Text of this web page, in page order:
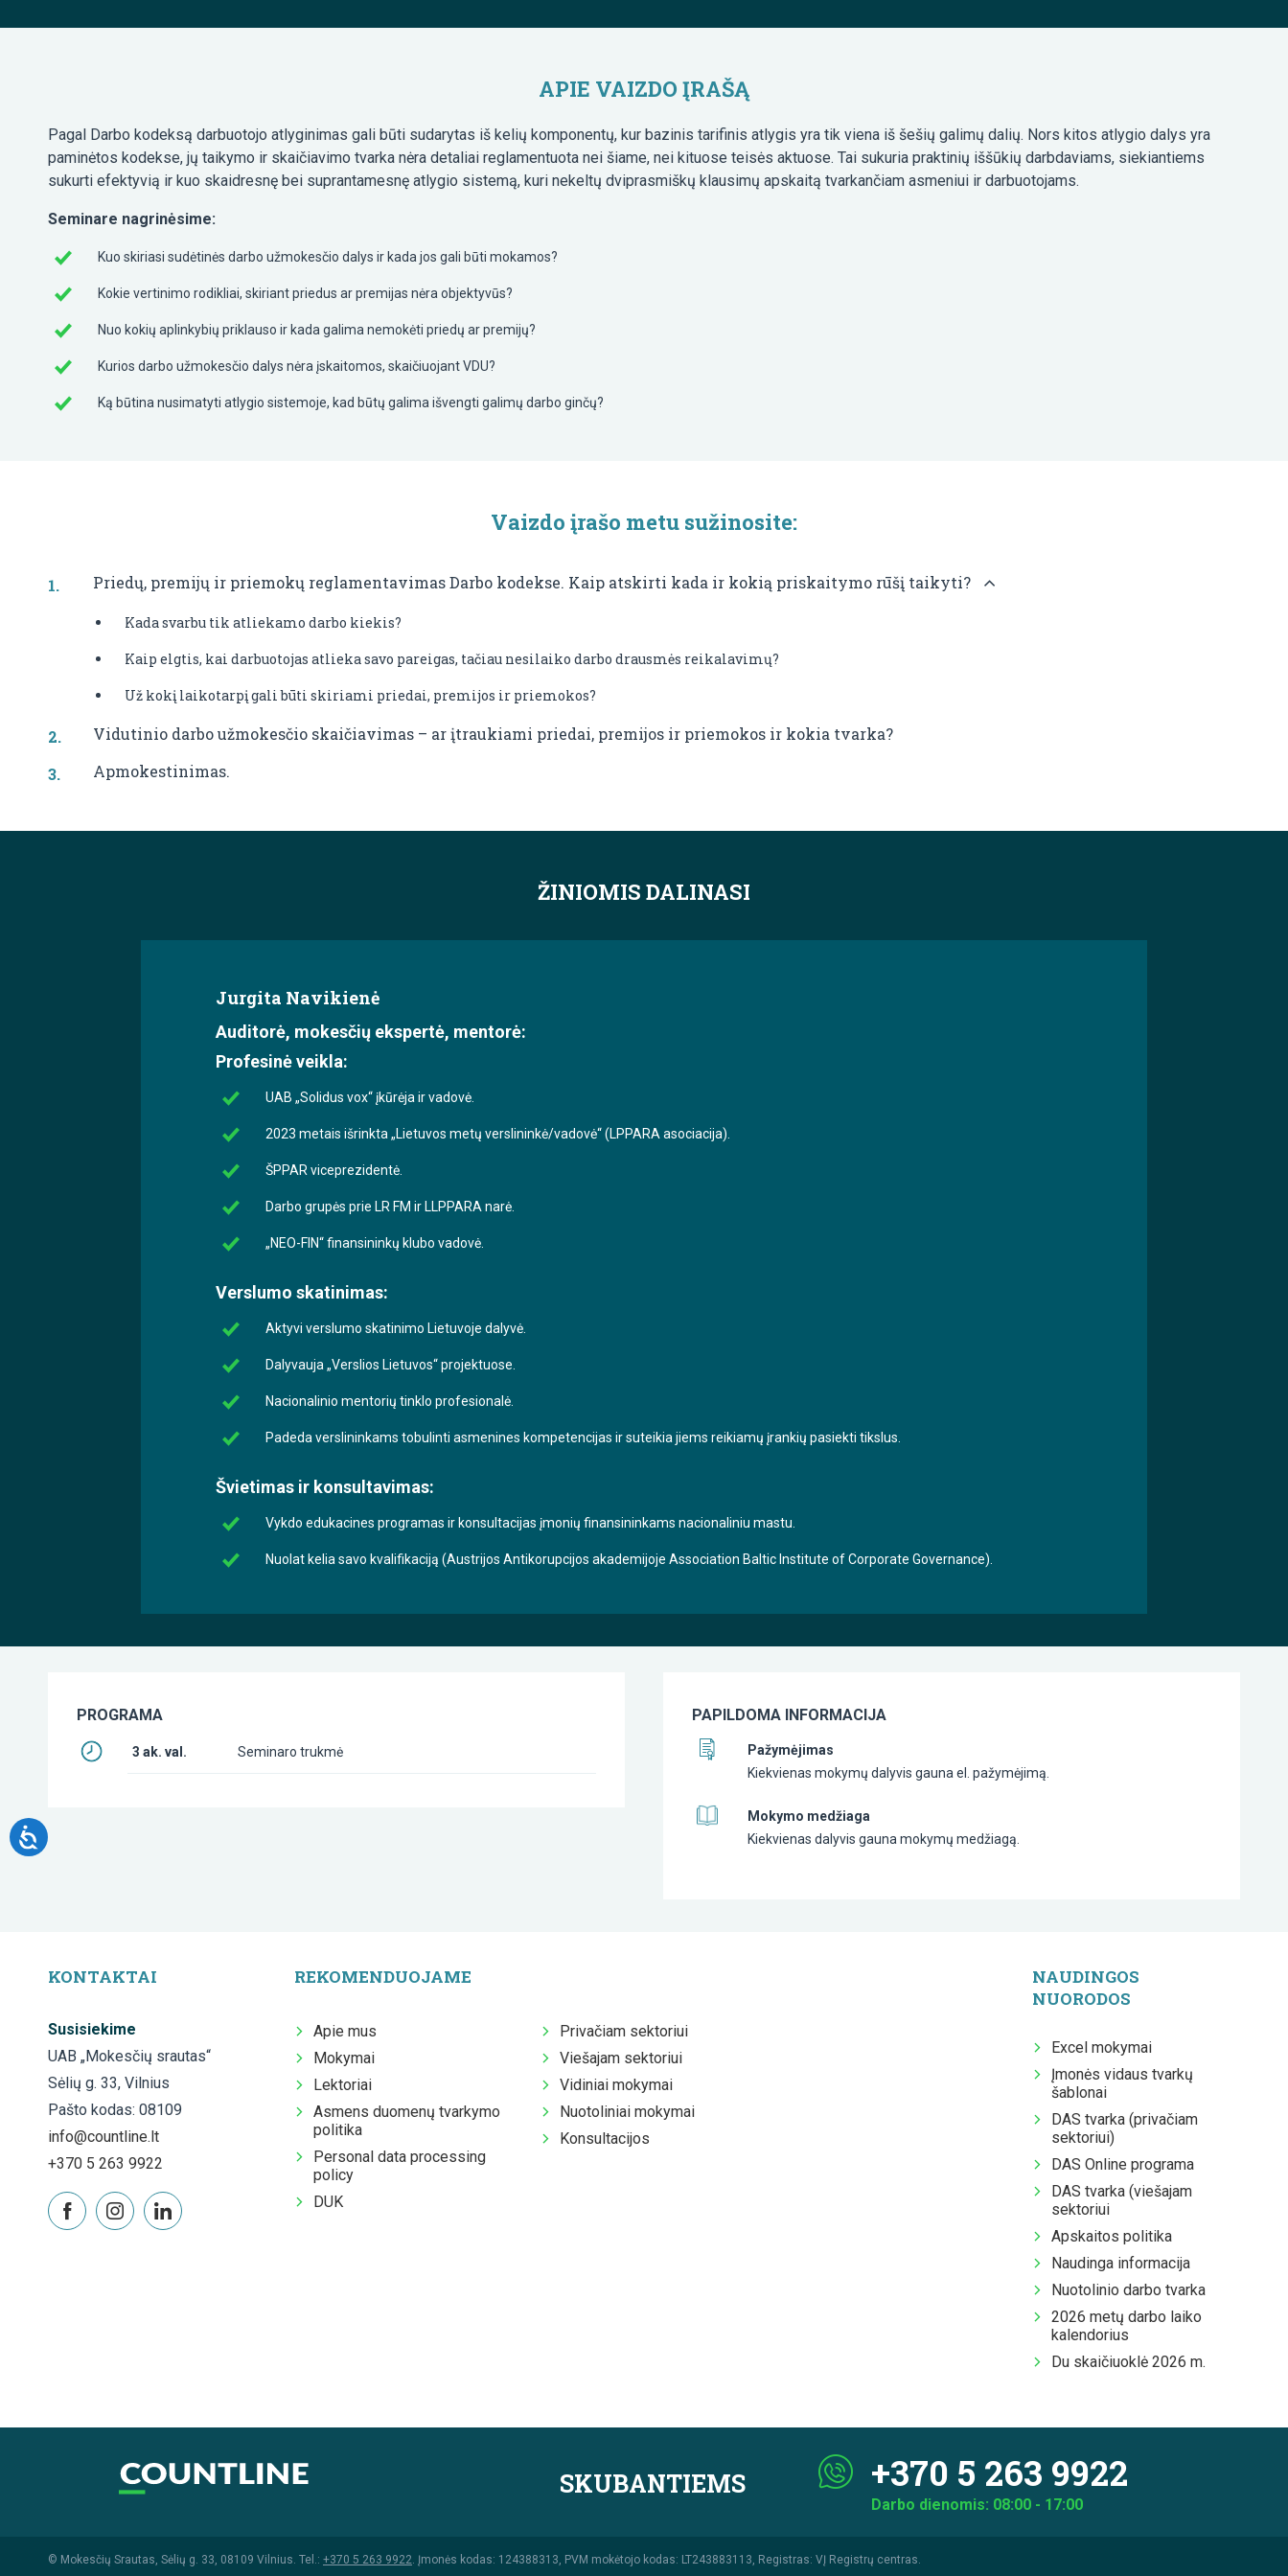
APIE VAIZDO ĮRAŠĄ
Pagal Darbo kodeksą darbuotojo atlyginimas gali būti sudarytas iš kelių komponentų, kur bazinis tarifinis atlygis yra tik viena iš šešių galimų dalių. Nors kitos atlygio dalys yra
paminėtos kodekse, jų taikymo ir skaičiavimo tvarka nėra detaliai reglamentuota nei šiame, nei kituose teisės aktuose. Tai sukuria praktinių iššūkių darbdaviams, siekiantiems
sukurti efektyvią ir kuo skaidresnę bei suprantamesnę atlygio sistemą, kuri nekeltų dviprasmiškų klausimų apskaitą tvarkančiam asmeniui ir darbuotojams.
Seminare nagrinėsime:
Kuo skiriasi sudėtinės darbo užmokesčio dalys ir kada jos gali būti mokamos?
Kokie vertinimo rodikliai, skiriant priedus ar premijas nėra objektyvūs?
Nuo kokių aplinkybių priklauso ir kada galima nemokėti priedų ar premijų?
Kurios darbo užmokesčio dalys nėra įskaitomos, skaičiuojant VDU?
Ką būtina nusimatyti atlygio sistemoje, kad būtų galima išvengti galimų darbo ginčų?
Vaizdo įrašo metu sužinosite:
Priedų, premijų ir priemokų reglamentavimas Darbo kodekse. Kaip atskirti kada ir kokią priskaitymo rūšį taikyti?
Kada svarbu tik atliekamo darbo kiekis?
Kaip elgtis, kai darbuotojas atlieka savo pareigas, tačiau nesilaiko darbo drausmės reikalavimų?
Už kokį laikotarpį gali būti skiriami priedai, premijos ir priemokos?
Vidutinio darbo užmokesčio skaičiavimas – ar įtraukiami priedai, premijos ir priemokos ir kokia tvarka?
Apmokestinimas.
ŽINIOMIS DALINASI
Jurgita Navikienė
Auditorė, mokesčių ekspertė, mentorė:
Profesinė veikla:
UAB „Solidus vox“ įkūrėja ir vadovė.
2023 metais išrinkta „Lietuvos metų verslininkė/vadovė“ (LPPARA asociacija).
ŠPPAR viceprezidentė.
Darbo grupės prie LR FM ir LLPPARA narė.
„NEO-FIN“ finansininkų klubo vadovė.
Verslumo skatinimas:
Aktyvi verslumo skatinimo Lietuvoje dalyvė.
Dalyvauja „Verslios Lietuvos“ projektuose.
Nacionalinio mentorių tinklo profesionalė.
Padeda verslininkams tobulinti asmenines kompetencijas ir suteikia jiems reikiamų įrankių pasiekti tikslus.
Švietimas ir konsultavimas:
Vykdo edukacines programas ir konsultacijas įmonių finansininkams nacionaliniu mastu.
Nuolat kelia savo kvalifikaciją (Austrijos Antikorupcijos akademijoje Association Baltic Institute of Corporate Governance).
PROGRAMA
3 ak. val. Seminaro trukmė
PAPILDOMA INFORMACIJA
Pažymėjimas
Kiekvienas mokymų dalyvis gauna el. pažymėjimą.
Mokymo medžiaga
Kiekvienas dalyvis gauna mokymų medžiagą.
KONTAKTAI
Susisiekime
UAB „Mokesčių srautas“
Sėlių g. 33, Vilnius
Pašto kodas: 08109
info@countline.lt
+370 5 263 9922
REKOMENDUOJAME
Apie mus
Mokymai
Lektoriai
Asmens duomenų tvarkymo
politika
Personal data processing
policy
DUK
Privačiam sektoriui
Viešajam sektoriui
Vidiniai mokymai
Nuotoliniai mokymai
Konsultacijos
NAUDINGOS
NUORODOS
Excel mokymai
Įmonės vidaus tvarkų
šablonai
DAS tvarka (privačiam
sektoriui)
DAS Online programa
DAS tvarka (viešajam
sektoriui
Apskaitos politika
Naudinga informacija
Nuotolinio darbo tvarka
2026 metų darbo laiko
kalendorius
Du skaičiuoklė 2026 m.
SKUBANTIEMS +370 5 263 9922
Darbo dienomis: 08:00 - 17:00
© Mokesčių Srautas, Sėlių g. 33, 08109 Vilnius. Tel.: +370 5 263 9922. Įmonės kodas: 124388313, PVM mokėtojo kodas: LT243883113, Registras: VĮ Registrų centras.